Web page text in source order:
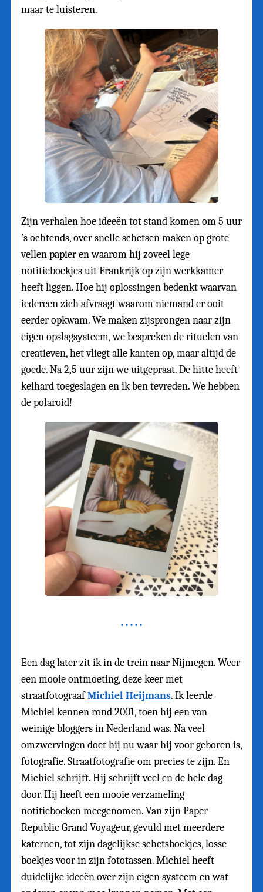
maar te luisteren.
Zijn verhalen hoe ideeën tot stand komen om 5 uur
’s ochtends, over snelle schetsen maken op grote
vellen papier en waarom hij zoveel lege
notitieboekjes uit Frankrijk op zijn werkkamer
heeft liggen. Hoe hij oplossingen bedenkt waarvan
iedereen zich afvraagt waarom niemand er ooit
eerder opkwam. We maken zijsprongen naar zijn
eigen opslagsysteem, we bespreken de rituelen van
creatieven, het vliegt alle kanten op, maar altijd de
goede. Na 2,5 uur zijn we uitgepraat. De hitte heeft
keihard toegeslagen en ik ben tevreden. We hebben
de polaroid!
Een dag later zit ik in de trein naar Nijmegen. Weer
een mooie ontmoeting, deze keer met
straatfotograafMichiel Heijmans. Ik leerde
Michiel kennen rond 2001, toen hij een van
weinige bloggers in Nederland was. Na veel
omzwervingen doet hij nu waar hij voor geboren is,
fotografie. Straatfotografie om precies te zijn. En
Michiel schrijft. Hij schrijft veel en de hele dag
door. Hij heeft een mooie verzameling
notitieboeken meegenomen. Van zijn Paper
Republic Grand Voyageur, gevuld met meerdere
katernen, tot zijn dagelijkse schetsboekjes, losse
boekjes voor in zijn fototassen. Michiel heeft
duidelijke ideeën over zijn eigen systeem en wat